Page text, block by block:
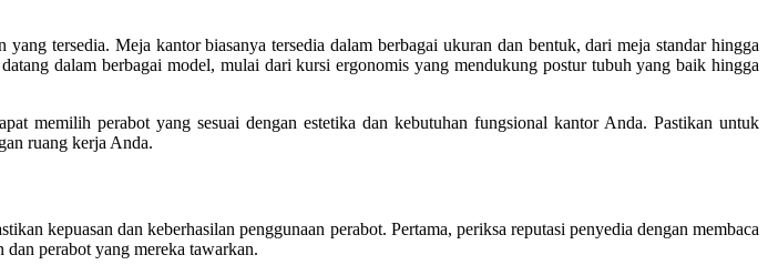
tersedia. Meja kantor biasanya tersedia dalam berbagai ukuran dan bentuk, dari meja standar hingga
dalam berbagai model, mulai dari kursi ergonomis yang mendukung postur tubuh yang baik hingga
memilih perabot yang sesuai dengan estetika dan kebutuhan fungsional kantor Anda. Pastikan untuk
ruang kerja Anda.
kepuasan dan keberhasilan penggunaan perabot. Pertama, periksa reputasi penyedia dengan membaca
perabot yang mereka tawarkan.